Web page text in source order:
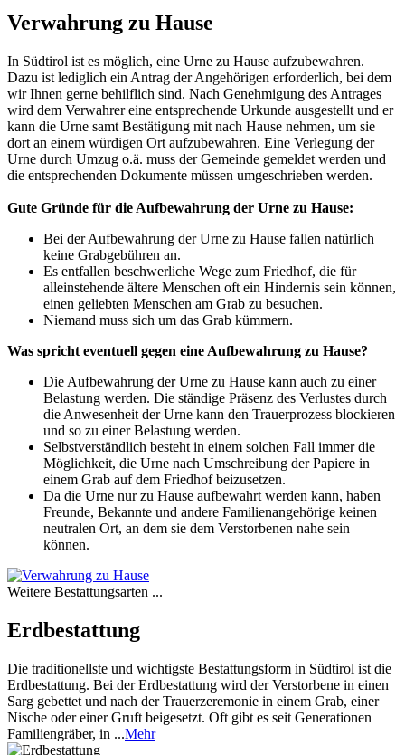
Verwahrung zu Hause
In Südtirol ist es möglich, eine Urne zu Hause aufzubewahren.
Dazu ist lediglich ein Antrag der Angehörigen erforderlich, bei dem
wir Ihnen gerne behilflich sind. Nach Genehmigung des Antrages
wird dem Verwahrer eine entsprechende Urkunde ausgestellt und er
kann die Urne samt Bestätigung mit nach Hause nehmen, um sie
dort an einem würdigen Ort aufzubewahren. Eine Verlegung der
Urne durch Umzug o.ä. muss der Gemeinde gemeldet werden und
die entsprechenden Dokumente müssen umgeschrieben werden.
Gute Gründe für die Aufbewahrung der Urne zu Hause:
Bei der Aufbewahrung der Urne zu Hause fallen natürlich
keine Grabgebühren an.
Es entfallen beschwerliche Wege zum Friedhof, die für
alleinstehende ältere Menschen oft ein Hindernis sein können,
einen geliebten Menschen am Grab zu besuchen.
Niemand muss sich um das Grab kümmern.
Was spricht eventuell gegen eine Aufbewahrung zu Hause?
Die Aufbewahrung der Urne zu Hause kann auch zu einer
Belastung werden. Die ständige Präsenz des Verlustes durch
die Anwesenheit der Urne kann den Trauerprozess blockieren
und so zu einer Belastung werden.
Selbstverständlich besteht in einem solchen Fall immer die
Möglichkeit, die Urne nach Umschreibung der Papiere in
einem Grab auf dem Friedhof beizusetzen.
Da die Urne nur zu Hause aufbewahrt werden kann, haben
Freunde, Bekannte und andere Familienangehörige keinen
neutralen Ort, an dem sie dem Verstorbenen nahe sein
können.
Weitere Bestattungsarten ...
Erdbestattung
Die traditionellste und wichtigste Bestattungsform in Südtirol ist die
Erdbestattung. Bei der Erdbestattung wird der Verstorbene in einen
Sarg gebettet und nach der Trauerzeremonie in einem Grab, einer
Nische oder einer Gruft beigesetzt. Oft gibt es seit Generationen
Familiengräber, in ...Mehr